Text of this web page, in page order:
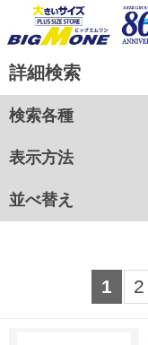
詳細検索
検索各種
表示方法
並べ替え
1 2